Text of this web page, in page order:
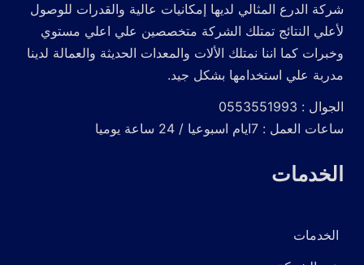
شركة الدرع المثالي لديها إمكانيات عالية والقدرات للوصول
لأعلي النتائج تمتلك الشركة متخصصين علي اعلي مستوي
وخبرات كما اننا نمتلك الألات والمعدات الحديثة والعمالة لدينا
مدربة علي استخدامها بشكل جيد.
الجوال : 0553551993
ساعات العمل : 7ايام اسبوعيا / 24 ساعة يوميا
الخدمات
الخدمات